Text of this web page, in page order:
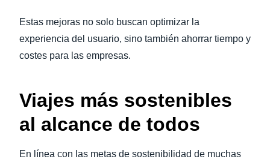
Estas mejoras no solo buscan optimizar la
experiencia del usuario, sino también ahorrar tiempo y
costes para las empresas.
Viajes más sostenibles
al alcance de todos
En línea con las metas de sostenibilidad de muchas